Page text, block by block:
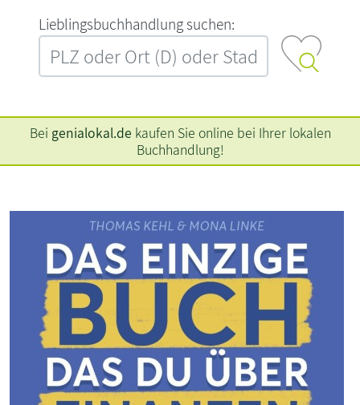
L‍i‍e‍b‍l‍i‍n‍g‍s‍b‍u‍c‍h‍h‍a‍n‍d‍l‍u‍n‍g‍ ‍s‍u‍c‍h‍e‍n‍:‍
Bei genialokal.de kaufen Sie online bei Ihrer lokalen
Buchhandlung!